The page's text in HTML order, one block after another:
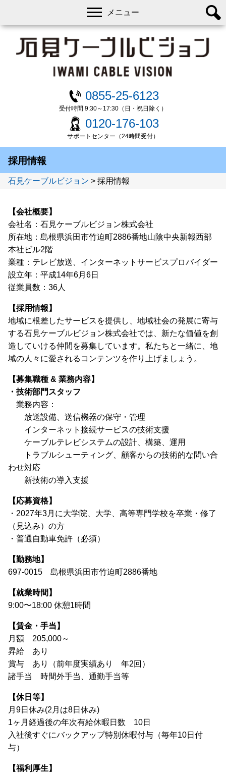
0855-25-6123
受付時間 9:30～17:30（日・祝日除く）
0120-176-103
サポートセンター（24時間受付）
メニュー
採用情報
石見ケーブルビジョン > 採用情報
【会社概要】
会社名：石見ケーブルビジョン株式会社
所在地：島根県浜田市竹迫町2886番地山陰中央新報西部
本社ビル2階
業種：テレビ放送、インターネットサービスプロバイダー
設立年：平成14年6月6日
従業員数：36人
【採用情報】
地域に根差したサービスを提供し、地域社会の発展に寄与
する石見ケーブルビジョン株式会社では、新たな価値を創
造していける仲間を募集しています。私たちと一緒に、地
域の人々に愛されるコンテンツを作り上げましょう。
【募集職種 & 業務内容】
・技術部門スタッフ
業務内容：
放送設備、送信機器の保守・管理
インターネット接続サービスの技術支援
ケーブルテレビシステムの設計、構築、運用
トラブルシューティング、顧客からの技術的な問い合
わせ対応
新技術の導入支援
【応募資格】
・2027年3月に大学院、大学、高等専門学校を卒業・修了
（見込み）の方
・普通自動車免許（必須）
【勤務地】
697-0015 島根県浜田市竹迫町2886番地
【就業時間】
9:00〜18:00 休憩1時間
【賃金・手当】
月額 205,000～
昇給 あり
賞与 あり（前年度実績あり 年2回）
諸手当 時間外手当、通勤手当等
【休日等】
月9日休み(2月は8日休み)
1ヶ月経過後の年次有給休暇日数 10日
入社後すぐにバックアップ特別休暇付与（毎年10日付
与）
【福利厚生】